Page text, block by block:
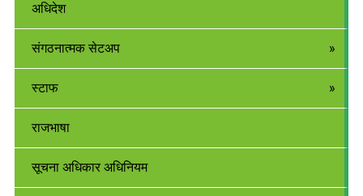
अधिदेश
संगठनात्मक सेटअप
स्टाफ
राजभाषा
सूचना अधिकार अधिनियम